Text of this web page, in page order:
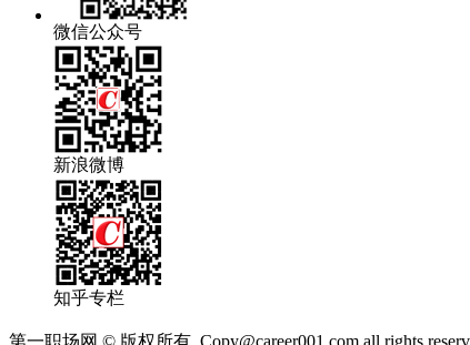
士
手
表
高
仿
手
表
高
仿
百
达
翡
丽
微信公众号
新浪微博
知乎专栏